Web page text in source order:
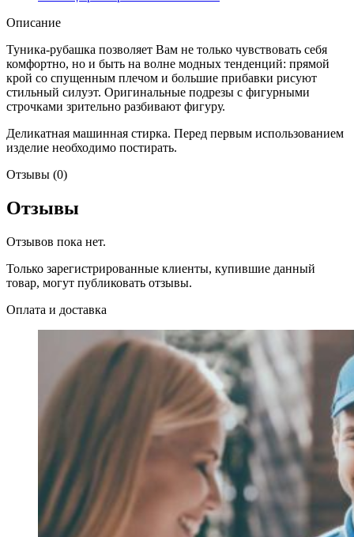
Описание
Туника-рубашка позволяет Вам не только чувствовать себя
комфортно, но и быть на волне модных тенденций: прямой
крой со спущенным плечом и большие прибавки рисуют
стильный силуэт. Оригинальные подрезы с фигурными
строчками зрительно разбивают фигуру.
Деликатная машинная стирка. Перед первым использованием
изделие необходимо постирать.
Отзывы (0)
Отзывы
Отзывов пока нет.
Только зарегистрированные клиенты, купившие данный
товар, могут публиковать отзывы.
Оплата и доставка